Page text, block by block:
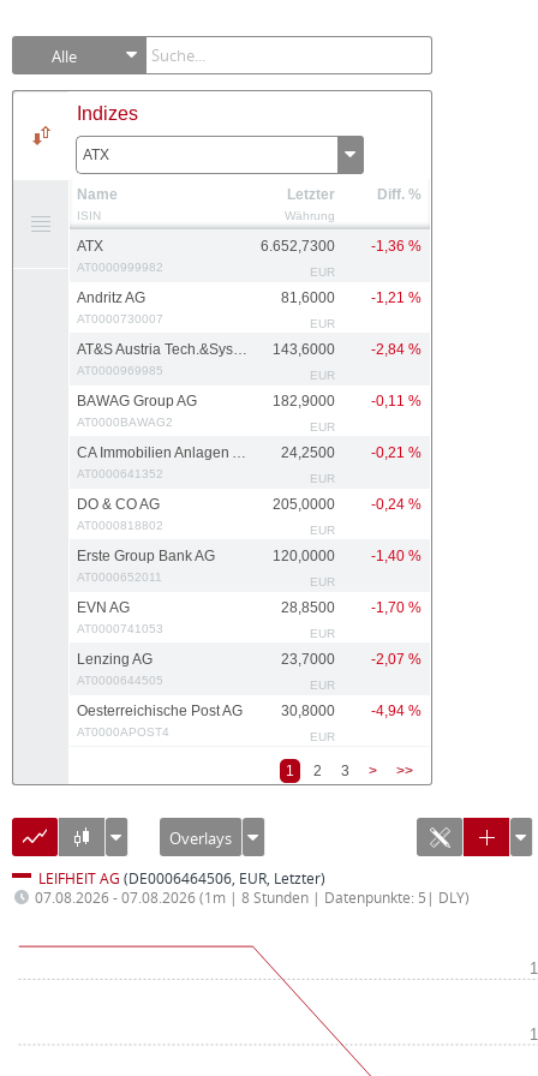
Alle
Indizes
ATX
Name
ISIN
Letzter
Währung
Diff. %
ATX
AT0000999982
6.652,7300
EUR
-1,36 %
Andritz AG
AT0000730007
81,6000
EUR
-1,21 %
AT&S Austria Tech.&Systemtech.
AT0000969985
143,6000
EUR
-2,84 %
BAWAG Group AG
AT0000BAWAG2
182,9000
EUR
-0,11 %
CA Immobilien Anlagen AG
AT0000641352
24,2500
EUR
-0,21 %
DO & CO AG
AT0000818802
205,0000
EUR
-0,24 %
Erste Group Bank AG
AT0000652011
120,0000
EUR
-1,40 %
EVN AG
AT0000741053
28,8500
EUR
-1,70 %
Lenzing AG
AT0000644505
23,7000
EUR
-2,07 %
Oesterreichische Post AG
AT0000APOST4
30,8000
EUR
-4,94 %
1 2 3 > >>
Overlays
LEIFHEIT AG (DE0006464506, EUR, Letzter)
07.08.2026 - 07.08.2026(1m | 8 Stunden | Datenpunkte: 5| DLY)